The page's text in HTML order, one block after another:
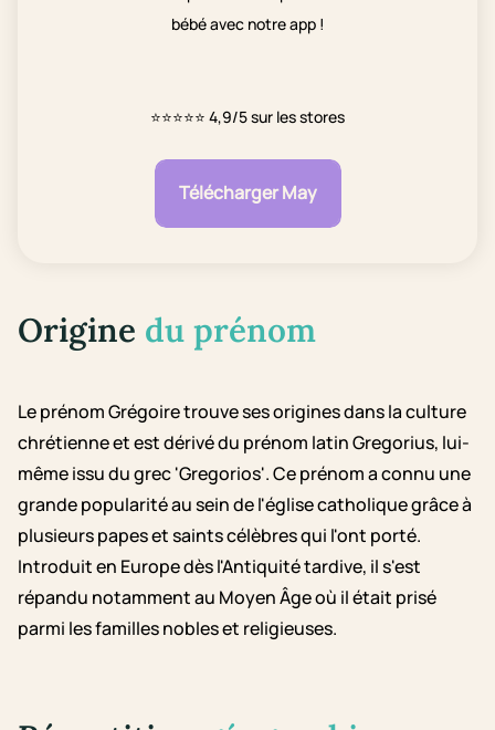
bébé avec notre app !
⭐⭐⭐⭐⭐ 4,9/5 sur les stores
Télécharger May
Origine du prénom
Le prénom Grégoire trouve ses origines dans la culture
chrétienne et est dérivé du prénom latin Gregorius, lui-
même issu du grec 'Gregorios'. Ce prénom a connu une
grande popularité au sein de l'église catholique grâce à
plusieurs papes et saints célèbres qui l'ont porté.
Introduit en Europe dès l'Antiquité tardive, il s'est
répandu notamment au Moyen Âge où il était prisé
parmi les familles nobles et religieuses.